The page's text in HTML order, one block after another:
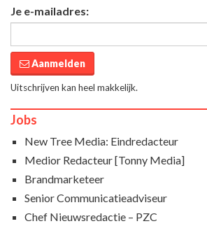
Je e-mailadres:
Aanmelden
Uitschrijven kan heel makkelijk.
Jobs
New Tree Media: Eindredacteur
Medior Redacteur [Tonny Media]
Brandmarketeer
Senior Communicatieadviseur
Chef Nieuwsredactie – PZC